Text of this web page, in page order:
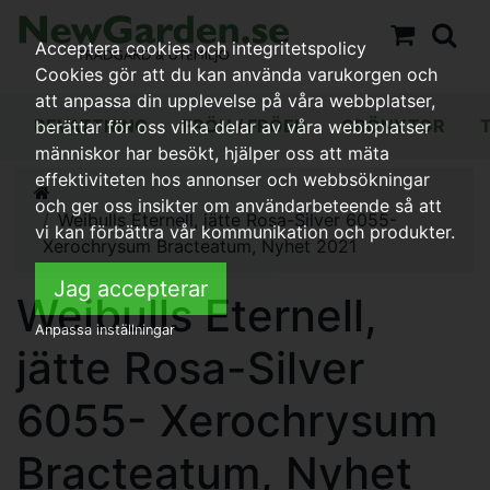
BEVATTNING FRÖN / FRÖER GRÖNYTOR
Weibulls Eternell, jätte Rosa-Silver 6055-
Xerochrysum Bracteatum, Nyhet 2021
Weibulls Eternell,
jätte Rosa-Silver
6055- Xerochrysum
Bracteatum, Nyhet
Acceptera cookies och integritetspolicy
Cookies gör att du kan använda varukorgen och
att anpassa din upplevelse på våra webbplatser,
berättar för oss vilka delar av våra webbplatser
människor har besökt, hjälper oss att mäta
effektiviteten hos annonser och webbsökningar
och ger oss insikter om användarbeteende så att
vi kan förbättra vår kommunikation och produkter.
Jag accepterar
Anpassa inställningar